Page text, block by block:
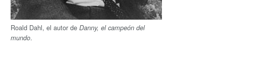
Roald Dahl, el autor deDanny, el campeón del
mundo.